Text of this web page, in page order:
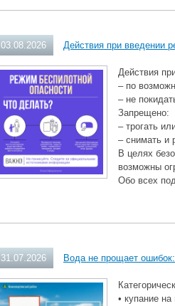
03.08.2026 Действия при введении
Действия
– по
– не
Запрещено:
– трогать
– снимать и
В целях
возможны
Обо всех
31.07.2026 Вода не прощает
• купание